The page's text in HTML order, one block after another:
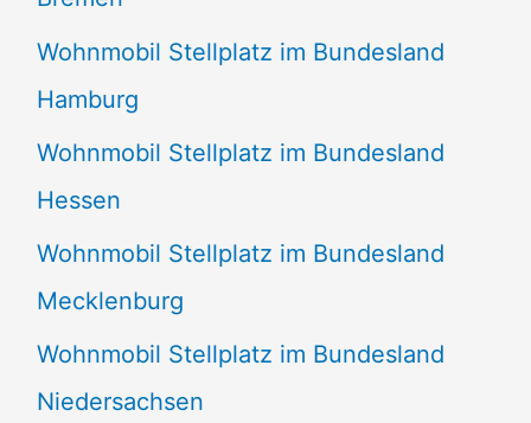
Wohnmobil Stellplatz im Bundesland
Hamburg
Wohnmobil Stellplatz im Bundesland
Hessen
Wohnmobil Stellplatz im Bundesland
Mecklenburg
Wohnmobil Stellplatz im Bundesland
Niedersachsen